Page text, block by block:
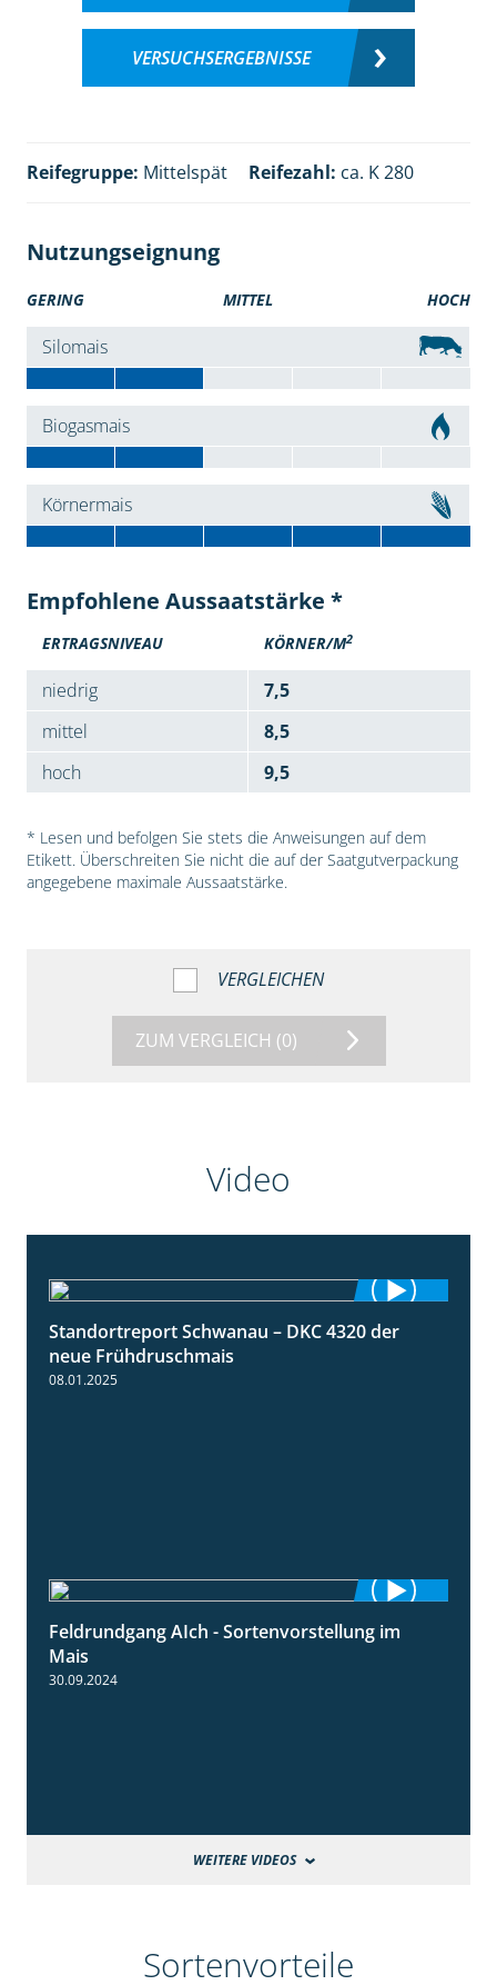
VERSUCHSERGEBNISSE
Reifegruppe: Mittelspät Reifezahl: ca. K 280
Nutzungseignung
GERING MITTEL HOCH
Silomais
Biogasmais
Körnermais
Empfohlene Aussaatstärke *
ERTRAGSNIVEAU KÖRNER/M2
niedrig
7,5
mittel
8,5
hoch
9,5
* Lesen und befolgen Sie stets die Anweisungen auf dem
Etikett. Überschreiten Sie nicht die auf der Saatgutverpackung
angegebene maximale Aussaatstärke.
VERGLEICHEN
ZUM VERGLEICH (0)
Video
1:25
Standortreport Schwanau – DKC 4320 der
neue Frühdruschmais
08.01.2025
11:24
Feldrundgang AIch - Sortenvorstellung im
Mais
30.09.2024
WEITERE VIDEOS
Sortenvorteile